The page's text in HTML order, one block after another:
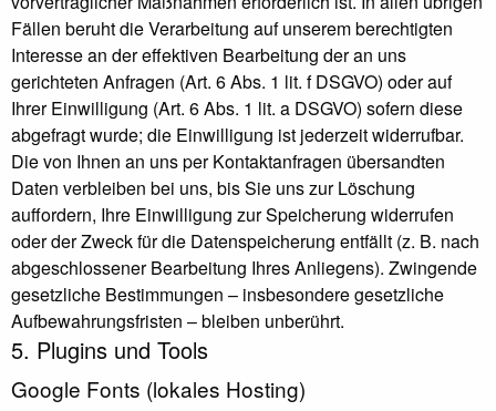
Fällen beruht die Verarbeitung auf unserem berechtigten
Interesse an der effektiven Bearbeitung der an uns
gerichteten Anfragen (Art. 6 Abs. 1 lit. f DSGVO) oder auf
Ihrer Einwilligung (Art. 6 Abs. 1 lit. a DSGVO) sofern diese
abgefragt wurde; die Einwilligung ist jederzeit widerrufbar.
Die von Ihnen an uns per Kontaktanfragen übersandten
Daten verbleiben bei uns, bis Sie uns zur Löschung
auffordern, Ihre Einwilligung zur Speicherung widerrufen
oder der Zweck für die Datenspeicherung entfällt (z. B. nach
abgeschlossener Bearbeitung Ihres Anliegens). Zwingende
gesetzliche Bestimmungen – insbesondere gesetzliche
Aufbewahrungsfristen – bleiben unberührt.
5. Plugins und Tools
Google Fonts (lokales Hosting)